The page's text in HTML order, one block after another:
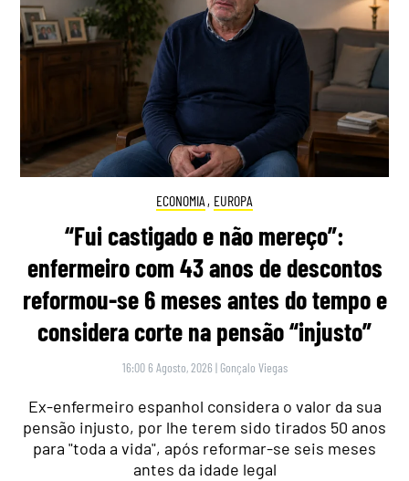
ECONOMIA , EUROPA
“Fui castigado e não mereço”:
enfermeiro com 43 anos de descontos
reformou-se 6 meses antes do tempo e
considera corte na pensão “injusto”
16:00 6 Agosto, 2026 | Gonçalo Viegas
Ex-enfermeiro espanhol considera o valor da sua
pensão injusto, por lhe terem sido tirados 50 anos
para "toda a vida", após reformar-se seis meses
antes da idade legal